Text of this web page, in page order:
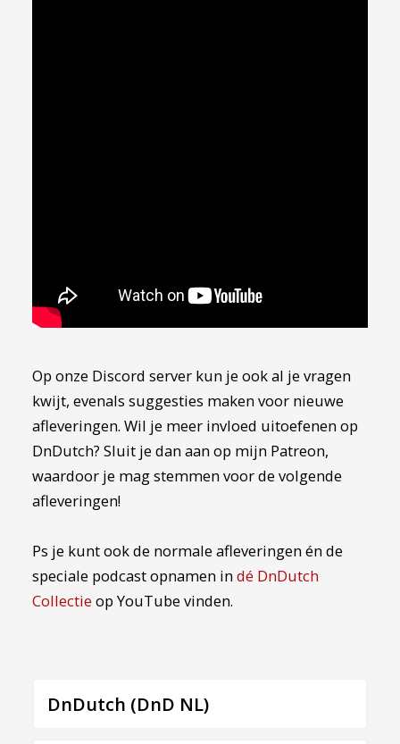
Op onze Discord server kun je ook al je vragen
kwijt, evenals suggesties maken voor nieuwe
afleveringen. Wil je meer invloed uitoefenen op
DnDutch? Sluit je dan aan op mijn Patreon,
waardoor je mag stemmen voor de volgende
afleveringen!
Ps je kunt ook de normale afleveringen én de
speciale podcast opnamen in dé DnDutch
Collectie op YouTube vinden.
DnDutch (DnD NL)